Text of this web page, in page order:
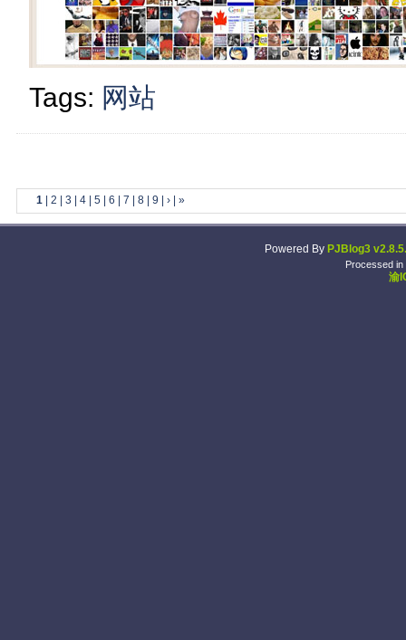
Tags: 网站
1| 2 3 4| 5| 6 7 8| 9 ›| »
Powered By PJBlog3
Processed in
渝